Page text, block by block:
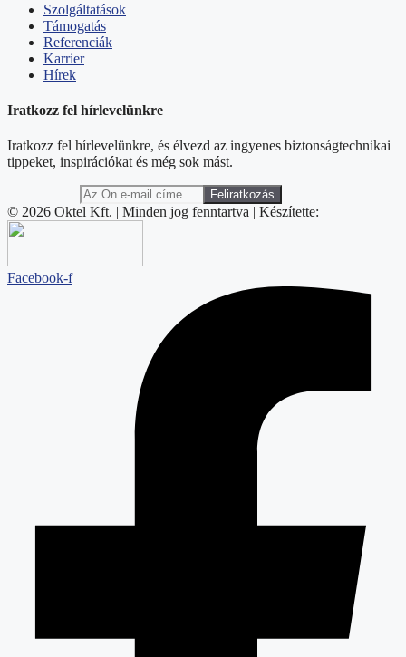
Szolgáltatások
Támogatás
Referenciák
Karrier
Hírek
Iratkozz fel hírlevelünkre
Iratkozz fel hírlevelünkre, és élvezd az ingyenes biztonságtechnikai
tippeket, inspirációkat és még sok mást.
© 2026 Oktel Kft. | Minden jog fenntartva | Készítette:
Facebook-f